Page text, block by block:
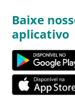
Baixe
aplicativo